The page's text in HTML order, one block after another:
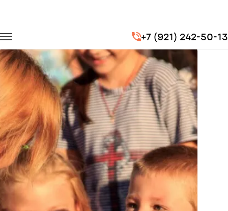
+7 (921) 242-50-13
Транспорт на мероприятия
Международный день защиты детей